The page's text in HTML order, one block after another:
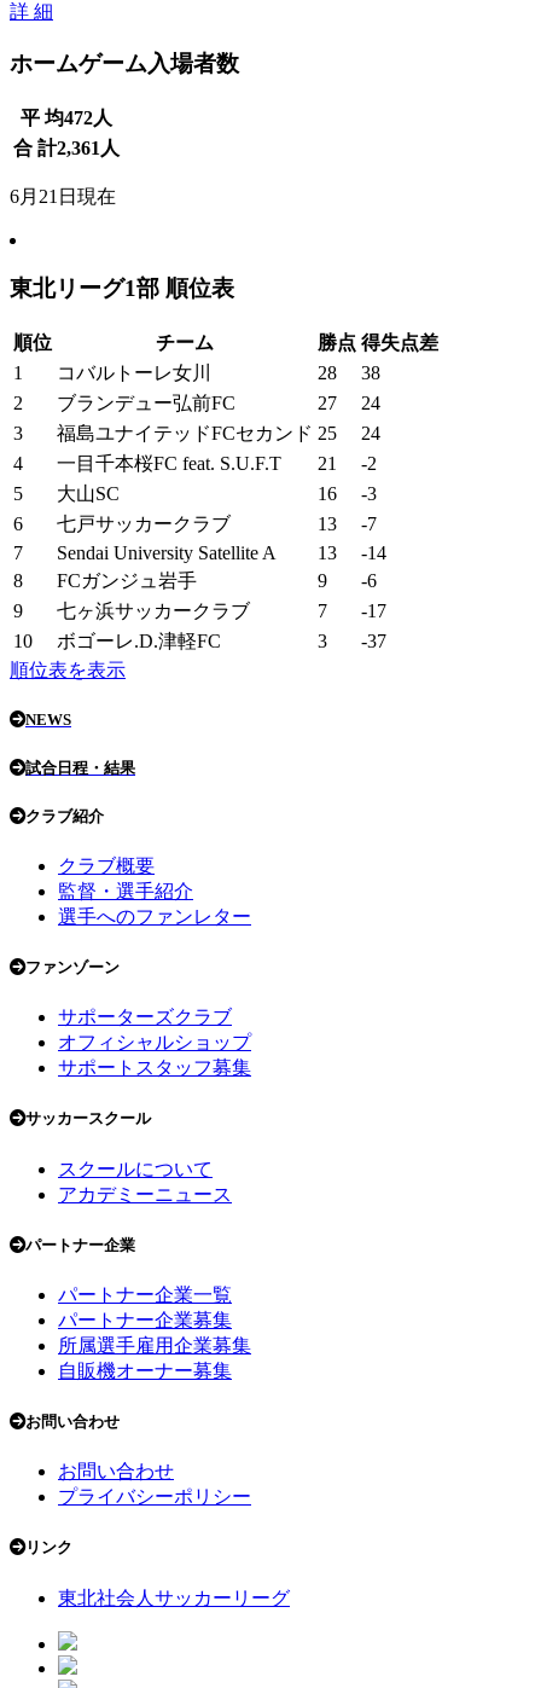
詳 細
ホームゲーム入場者数
平 均472人
合 計2,361 人
6月21日現在
東北リーグ1部 順位表
順位 チーム 勝点 得失点差
1
コバルトーレ女川 28
38
2
ブランデュー弘前FC 27
24
3
福島ユナイテッドFCセカンド 25
24
4
一目千本桜FC feat. S.U.F.T 21
-2
5
大山SC 16
-3
6
七戸サッカークラブ 13
-7
7
Sendai University Satellite A 13
-14
8
FCガンジュ岩手 9
-6
9
七ヶ浜サッカークラブ 7
-17
10
ボゴーレ.D.津軽FC 3
-37
順位表を表示
NEWS
試合日程・結果
クラブ紹介
クラブ概要
監督・選手紹介
選手へのファンレター
ファンゾーン
サポーターズクラブ
オフィシャルショップ
サポートスタッフ募集
サッカースクール
スクールについて
アカデミーニュース
パートナー企業
パートナー企業一覧
パートナー企業募集
所属選手雇用企業募集
自販機オーナー募集
お問い合わせ
お問い合わせ
プライバシーポリシー
リンク
東北社会人サッカーリーグ